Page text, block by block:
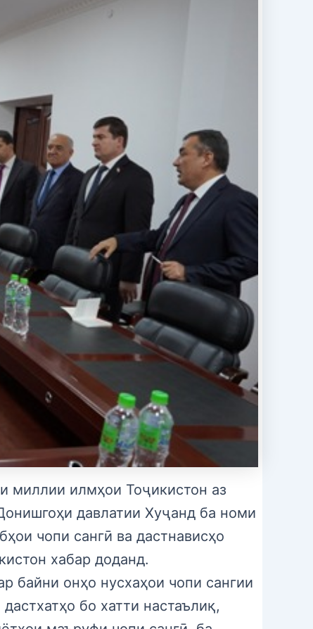
миллии илмҳои Тоҷикистон аз
давлатии Хуҷанд ба номи
чопи сангӣ ва дастнависҳо
хабар доданд.
байни онҳо нусхаҳои чопи сангии
бо хатти настаълиқ,